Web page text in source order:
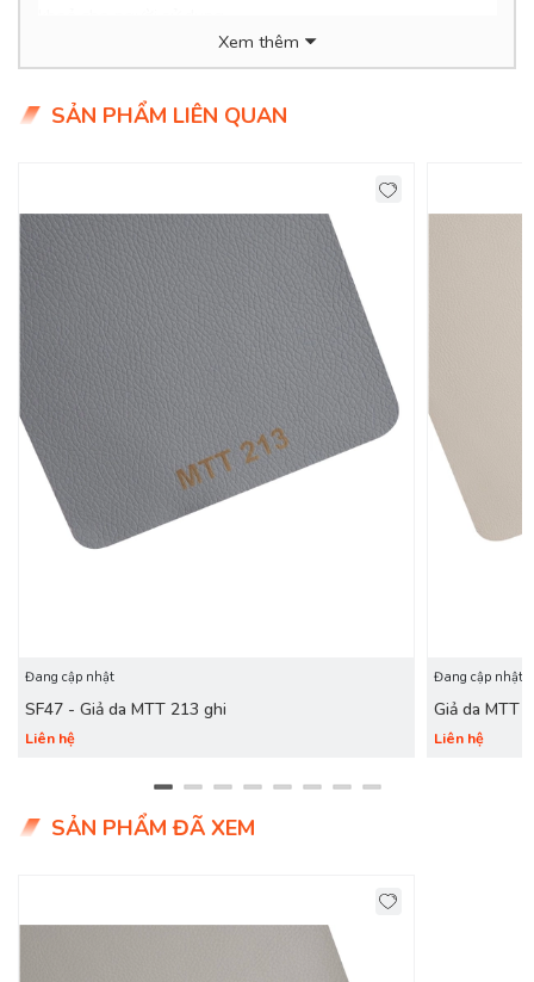
- Giá siêu hợp lý chỉ 2xx/mét (xx tiểu học ạ)
Xem thêm
SẢN PHẨM LIÊN QUAN
Đang cập nhật
SF47 - Giả da MTT 213 ghi
Liên hệ
Đang cập nhật
Giả da MTT
Liên hệ
SẢN PHẨM ĐÃ XEM